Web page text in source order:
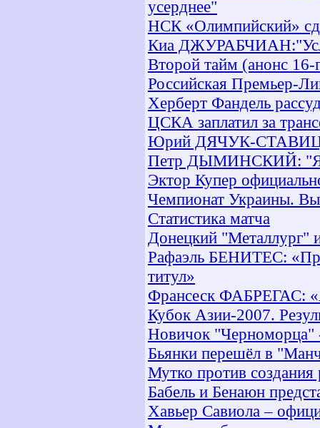
усерднее"
НСК «Олимпийский»
Киа
Второй тайм (анонс
Российская Премьер-
Херберт Фандель
ЦСКА заплатил за
Юрий ДЯЧУК-
Петр ДЫМИНСКИЙ: "Я
Эктор Купер
Чемпионат Украины.
Статистика матча
Донецкий "Металлург"
Рафаэль БЕНИТЕС:
титул»
Франсеск ФАБРЕГАС:
Кубок Азии-2007.
Новичок "Черноморца"
Бьянки перешёл в
Мутко против создания
Бабель и Бенаюн
Хавьер Савиола –